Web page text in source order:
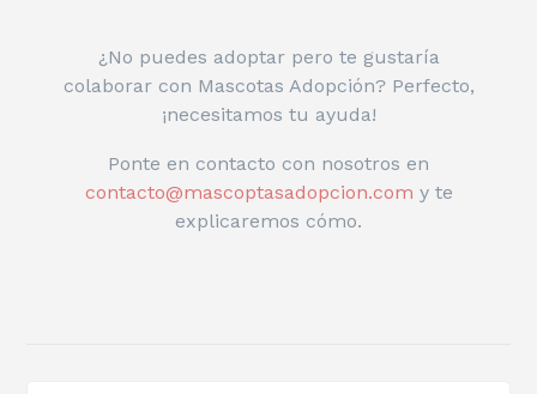
¿No puedes adoptar pero te gustaría
colaborar con Mascotas Adopción? Perfecto,
¡necesitamos tu ayuda!
Ponte en contacto con nosotros en
contacto@mascoptasadopcion.com y te
explicaremos cómo.